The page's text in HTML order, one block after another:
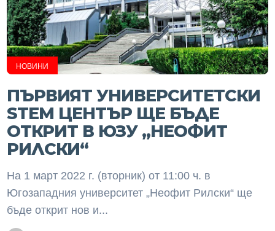
НОВИНИ
ПЪРВИЯТ УНИВЕРСИТЕТСКИ
STEM ЦЕНТЪР ЩЕ БЪДЕ
ОТКРИТ В ЮЗУ „НЕОФИТ
РИЛСКИ“
На 1 март 2022 г. (вторник) от 11:00 ч. в
Югозападния университет „Неофит Рилски“ ще
бъде открит нов и...